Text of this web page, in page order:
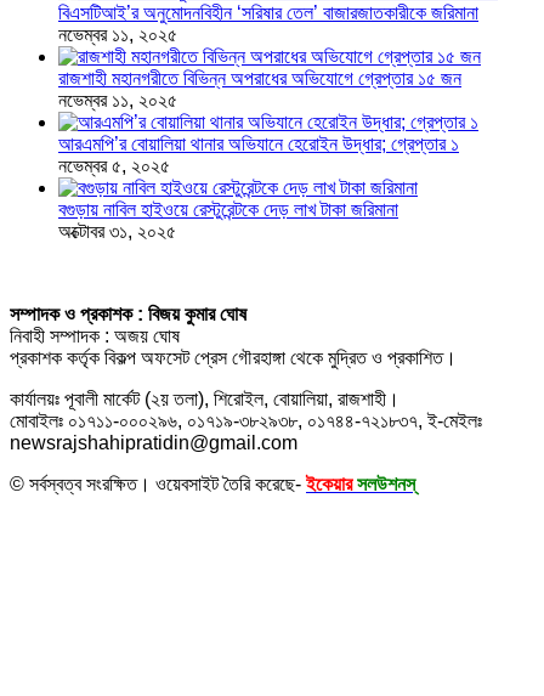
বিএসটিআই’র অনুমোদনবিহীন ‘সরিষার তেল’ বাজারজাতকারীকে জরিমানা
নভেম্বর ১১, ২০২৫
রাজশাহী মহানগরীতে বিভিন্ন অপরাধের অভিযোগে গ্রেপ্তার ১৫ জন
নভেম্বর ১১, ২০২৫
আরএমপি’র বোয়ালিয়া থানার অভিযানে হেরোইন উদ্ধার; গ্রেপ্তার ১
নভেম্বর ৫, ২০২৫
বগুড়ায় নাবিল হাইওয়ে রেস্টুরেন্টকে দেড় লাখ টাকা জরিমানা
অক্টোবর ৩১, ২০২৫
সম্পাদক ও প্রকাশক : বিজয় কুমার ঘোষ
নিবাহী সম্পাদক : অজয় ঘোষ
প্রকাশক কর্তৃক বিকল্প অফসেট প্রেস গৌরহাঙ্গা থেকে মুদ্রিত ও প্রকাশিত।
কার্যালয়ঃ পূবালী মার্কেট (২য় তলা), শিরোইল, বোয়ালিয়া, রাজশাহী।
মোবাইলঃ ০১৭১১-০০০২৯৬, ০১৭১৯-৩৮২৯৩৮, ০১৭৪৪-৭২১৮৩৭, ই-মেইলঃ
newsrajshahipratidin@gmail.com
© সর্বস্বত্ব সংরক্ষিত। ওয়েবসাইট তৈরি করেছে-ইকেয়ার সলউশনস্